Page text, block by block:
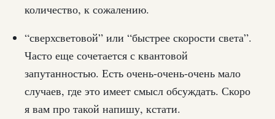
количество, к сожалению.
“сверхсветовой” или “быстрее скорости света”.
Часто еще сочетается с квантовой
запутанностью. Есть очень-очень-очень мало
случаев, где это имеет смысл обсуждать. Скоро
я вам про такой напишу, кстати.